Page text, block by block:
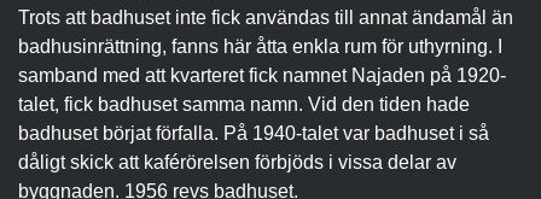
Trots att badhuset inte fick användas till annat ändamål än
badhusinrättning, fanns här åtta enkla rum för uthyrning. I
samband med att kvarteret fick namnet Najaden på 1920-
talet, fick badhuset samma namn. Vid den tiden hade
badhuset börjat förfalla. På 1940-talet var badhuset i så
dåligt skick att kaférörelsen förbjöds i vissa delar av
byggnaden. 1956 revs badhuset.